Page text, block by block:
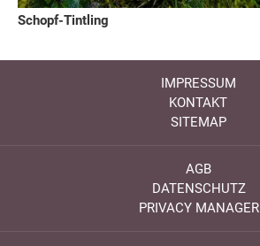
Schopf-Tintling
IMPRESSUM
KONTAKT
SITEMAP
AGB
DATENSCHUTZ
PRIVACY MANAGER